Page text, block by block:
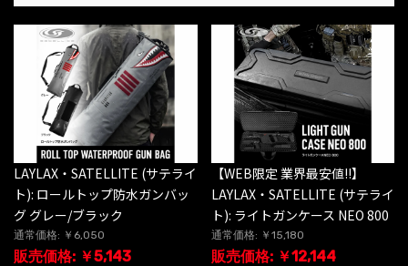
LAYLAX・SATELLITE (サテライ
ト): ロールトップ防水ガンバッ
グ グレー/ブラック
通常価格: ￥6,050
販売価格: ￥5,143
【WEB限定 業界最安値!!】
LAYLAX・SATELLITE (サテライ
ト): ライトガンケース NEO 800
通常価格: ￥15,180
販売価格: ￥12,144